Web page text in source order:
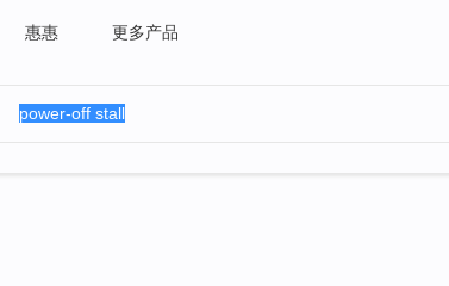
惠惠 更多产品